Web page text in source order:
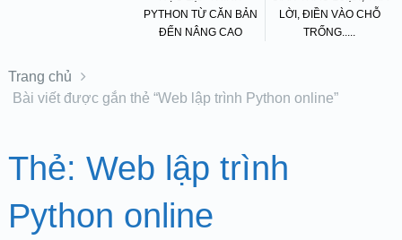
PYTHON TỪ CĂN BẢN
ĐẾN NÂNG CAO
LỜI, ĐIỀN VÀO CHỖ
TRỐNG.....
Trang chủ
Bài viết được gắn thẻ “Web lập trình Python online”
Thẻ: Web lập trình
Python online